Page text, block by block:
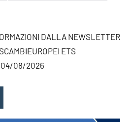
DALLA NEWSLETTER
ETS
04/08/2026